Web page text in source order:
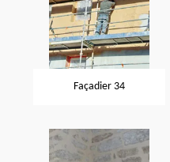
Façadier 34